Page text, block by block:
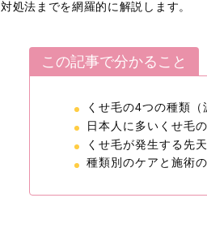
対処法までを網羅的に解説します。
この記事で分かること
くせ毛の4つの種類
日本人に多いくせ毛
くせ毛が発生する先
種類別のケアと施術